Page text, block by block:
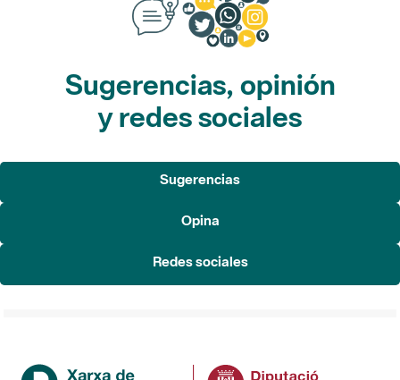
Sugerencias, opinión
y redes sociales
Sugerencias